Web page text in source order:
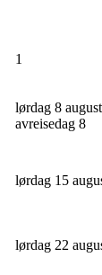
1
lørdag 8
avreisedag 8
lørdag 15
lørdag 22